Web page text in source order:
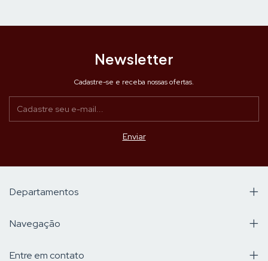
Newsletter
Cadastre-se e receba nossas ofertas.
Departamentos
Navegação
Entre em contato